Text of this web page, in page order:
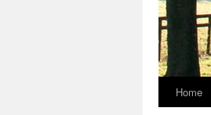
SkipHome